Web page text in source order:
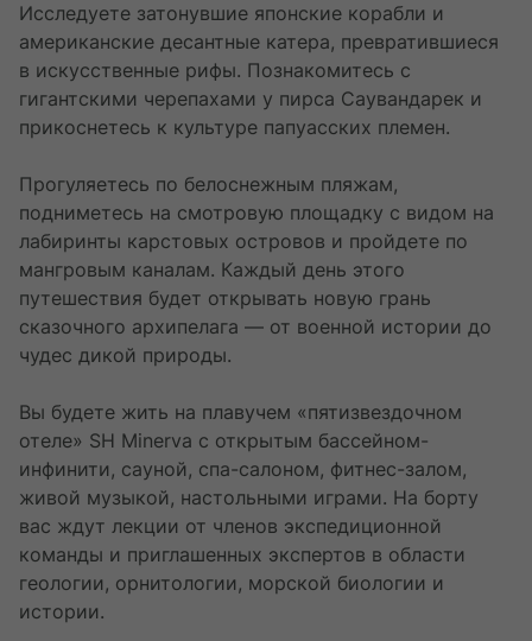
Исследуете затонувшие японские корабли и
американские десантные катера, превратившиеся
в искусственные рифы. Познакомитесь с
гигантскими черепахами у пирса Саувандарек и
прикоснетесь к культуре папуасских племен.
Прогуляетесь по белоснежным пляжам,
подниметесь на смотровую площадку с видом на
лабиринты карстовых островов и пройдете по
мангровым каналам. Каждый день этого
путешествия будет открывать новую грань
сказочного архипелага — от военной истории до
чудес дикой природы.
Вы будете жить на плавучем «пятизвездочном
отеле» SH Minerva с открытым бассейном-
инфинити, сауной, спа-салоном, фитнес-залом,
живой музыкой, настольными играми. На борту
вас ждут лекции от членов экспедиционной
команды и приглашенных экспертов в области
геологии, орнитологии, морской биологии и
истории.